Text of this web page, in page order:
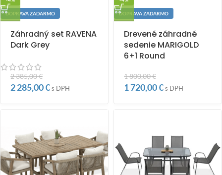
DOPRAVA ZADARMO
Záhradný set RAVENA
Dark Grey
2 385,00€
2 285,00€s DPH
DOPRAVA ZADARMO
Drevené záhradné
sedenie MARIGOLD
6+1 Round
1 800,00€
1 720,00€s DPH